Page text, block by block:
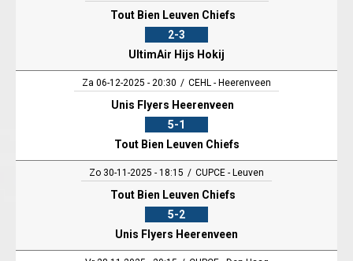
Tout Bien Leuven Chiefs
2-3
UltimAir Hijs Hokij
Za 06-12-2025 - 20:30 CEHL - Heerenveen
Unis Flyers Heerenveen
5-1
Tout Bien Leuven Chiefs
Zo 30-11-2025 - 18:15 CUPCE - Leuven
Tout Bien Leuven Chiefs
5-2
Unis Flyers Heerenveen